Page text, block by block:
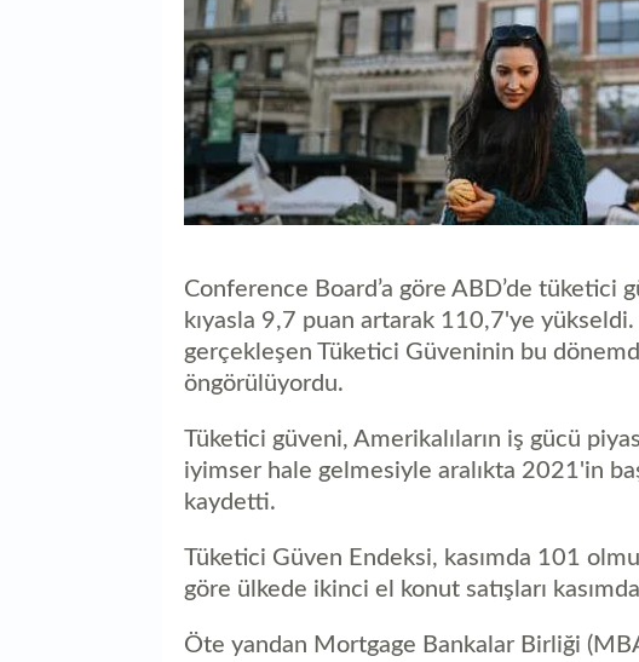
Conference Board’a göre ABD’de tüketici
kıyasla 9,7 puan artarak 110,7'ye
gerçekleşen Tüketici Güveninin bu
öngörülüyordu.
Tüketici güveni, Amerikalıların iş gücü
iyimser hale gelmesiyle aralıkta 2021'in
kaydetti.
Tüketici Güven Endeksi, kasımda 101
göre ülkede ikinci el konut satışları
Öte yandan Mortgage Bankalar Birliği